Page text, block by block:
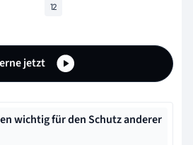
12
jetzt
wichtig für den Schutz anderer